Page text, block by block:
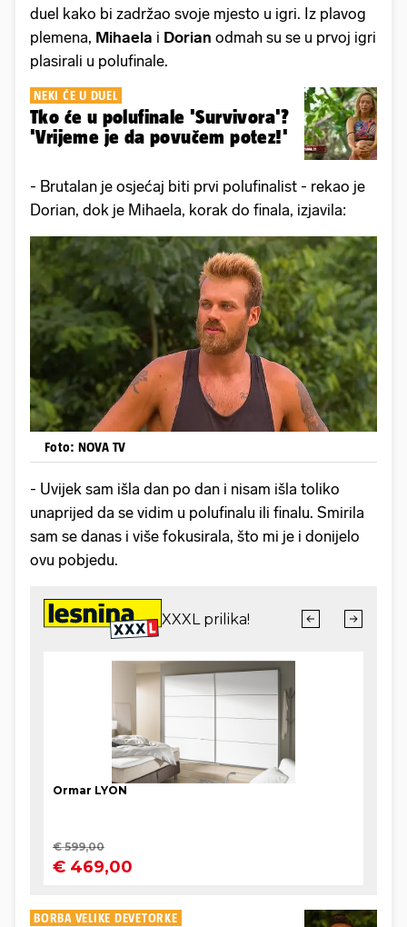
duel kako bi zadržao svoje mjesto u igri. Iz plavog
plemena, Mihaela i Dorian odmah su se u prvoj igri
plasirali u polufinale.
NEKI ĆE U DUEL
Tko će u polufinale 'Survivora'?
'Vrijeme je da povučem potez!'
- Brutalan je osjećaj biti prvi polufinalist - rekao je
Dorian, dok je Mihaela, korak do finala, izjavila:
Foto: NOVA TV
- Uvijek sam išla dan po dan i nisam išla toliko
unaprijed da se vidim u polufinalu ili finalu. Smirila
sam se danas i više fokusirala, što mi je i donijelo
ovu pobjedu.
BORBA VELIKE DEVETORKE